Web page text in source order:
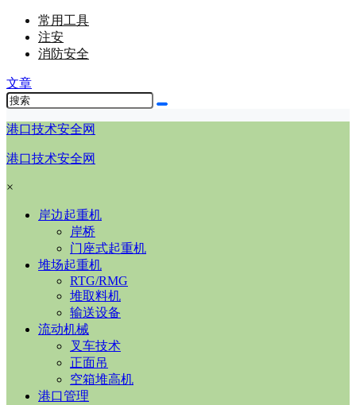
常用工具
注安
消防安全
文章
港口技术安全网
港口技术安全网
×
岸边起重机
岸桥
门座式起重机
堆场起重机
RTG/RMG
堆取料机
输送设备
流动机械
叉车技术
正面吊
空箱堆高机
港口管理